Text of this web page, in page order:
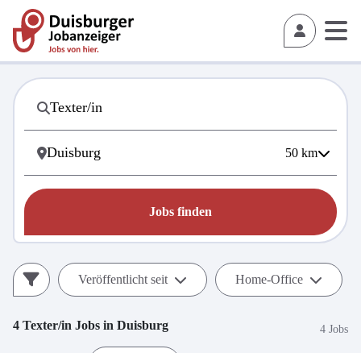
50 km
Jobs finden
Veröffentlicht seit Home-Office
4 Texter/in Jobs in Duisburg 4 Jobs